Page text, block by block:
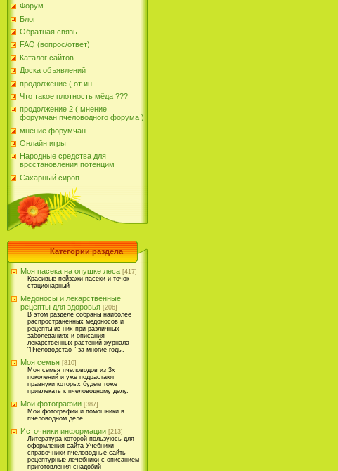
Форум
Блог
Обратная связь
FAQ (вопрос/ответ)
Каталог сайтов
Доска объявлений
продолжение ( от ин...
Что такое плотность мёда ???
продолжение 2 ( мнение
форумчан пчеловодного форума )
мнение форумчан
Онлайн игры
Народные средства для
врсстановления потенцим
Сахарный сироп
Категории раздела
Моя пасека на опушке леса [417]
Красивые пейзажи пасеки и точок
стационарный
Медоносы и лекарственные
рецепты для здоровья [206]
В этом разделе собраны наиболее
распространённых медоносов и
рецепты из них при различных
заболеваниях и описания
лекарственных растений журнала
"Пчеловодстао " за многие годы.
Моя семья [810]
Моя семья пчеловодов из 3х
поколений и уже подрастают
правнуки которых будем тоже
привлекать к пчеловодному делу.
Мои фотографии [387]
Мои фотографии и помошники в
пчеловодном деле
Источники информации [213]
Литература которой пользуюсь для
оформления сайта Учебники
справочники пчеловодные сайты
рецептурные лечебники с описанием
приготовления снадобий